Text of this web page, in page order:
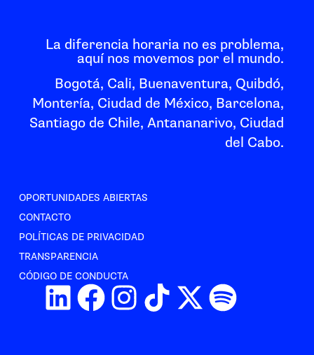
OPORTUNIDADES ABIERTAS
CONTACTO
POLÍTICAS DE PRIVACIDAD
TRANSPARENCIA
CÓDIGO DE CONDUCTA
La diferencia horaria no es problema,
aquí nos movemos por el mundo.
Bogotá, Cali, Buenaventura, Quibdó,
Montería, Ciudad de México, Barcelona,
Santiago de Chile, Antananarivo, Ciudad
del Cabo.